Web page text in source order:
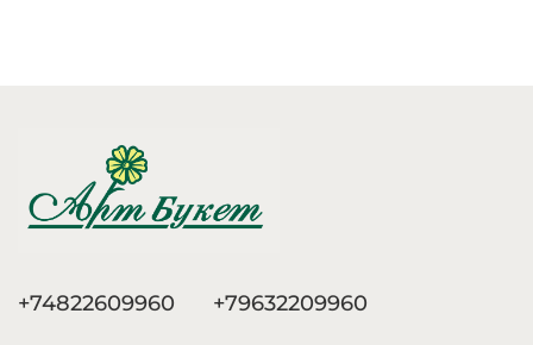
+74822609960 +79632209960